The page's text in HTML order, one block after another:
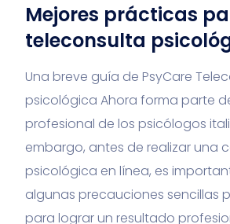
Mejores prácticas
teleconsulta
Una breve guía de PsyCare
psicológica Ahora forma parte
profesional de los psicólogos
embargo, antes de realizar una
psicológica en línea, es
algunas precauciones sencillas
para lograr un resultado